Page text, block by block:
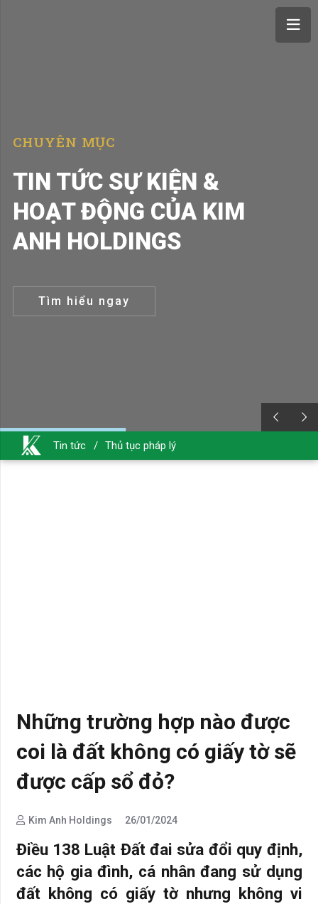
TIN TỨC SỰ KIỆN &
HOẠT ĐỘNG CỦA KIM
ANH HOLDINGS
CHUYÊN MỤC
Tìm hiểu ngay
Tin tức / Thủ tục pháp lý
Những trường hợp nào được
coi là đất không có giấy tờ sẽ
được cấp sổ đỏ?
Kim Anh Holdings 26/01/2024
Điều 138 Luật Đất đai sửa đổi quy định,
các hộ gia đình, cá nhân đang sử dụng
đất không có giấy tờ nhưng không vi